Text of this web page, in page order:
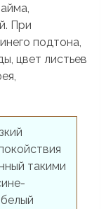
При
подтона,
цвет листьев
такими